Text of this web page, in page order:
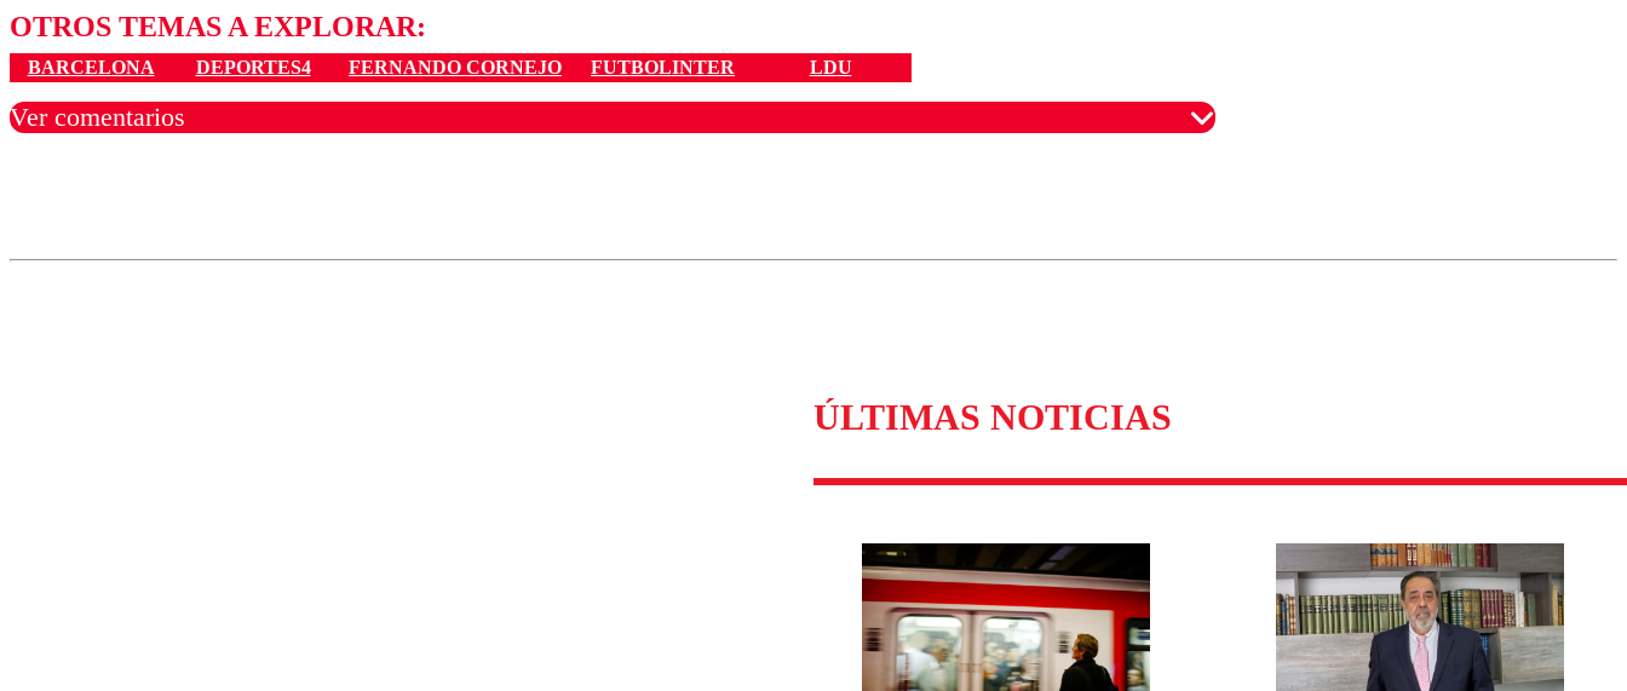
OTROS TEMAS A EXPLORAR:
BARCELONA DEPORTES4 FERNANDO CORNEJO FUTBOLINTER LDU
Ver comentarios
ÚLTIMAS NOTICIAS